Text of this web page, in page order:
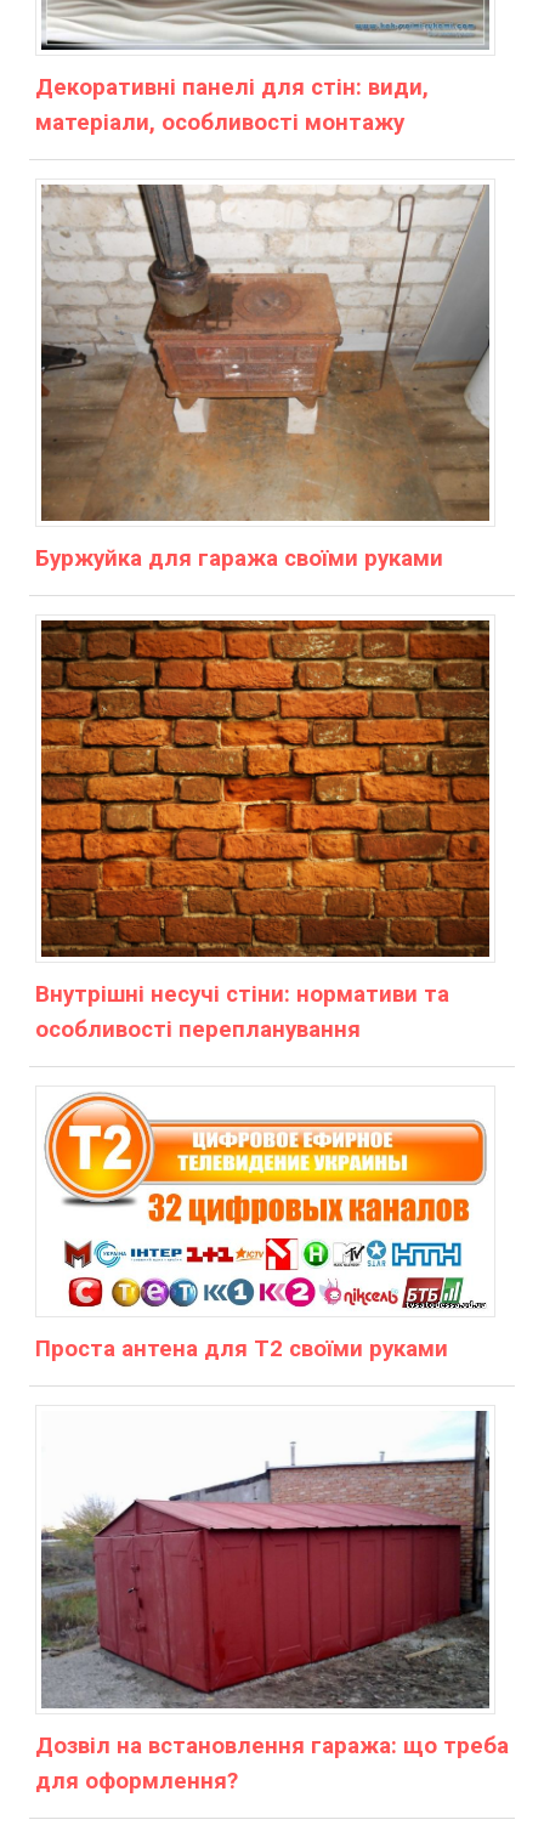
Декоративні панелі для стін: види,
матеріали, особливості монтажу
Буржуйка для гаража своїми руками
Внутрішні несучі стіни: нормативи та
особливості перепланування
Проста антена для Т2 своїми руками
Дозвіл на встановлення гаража: що треба
для оформлення?